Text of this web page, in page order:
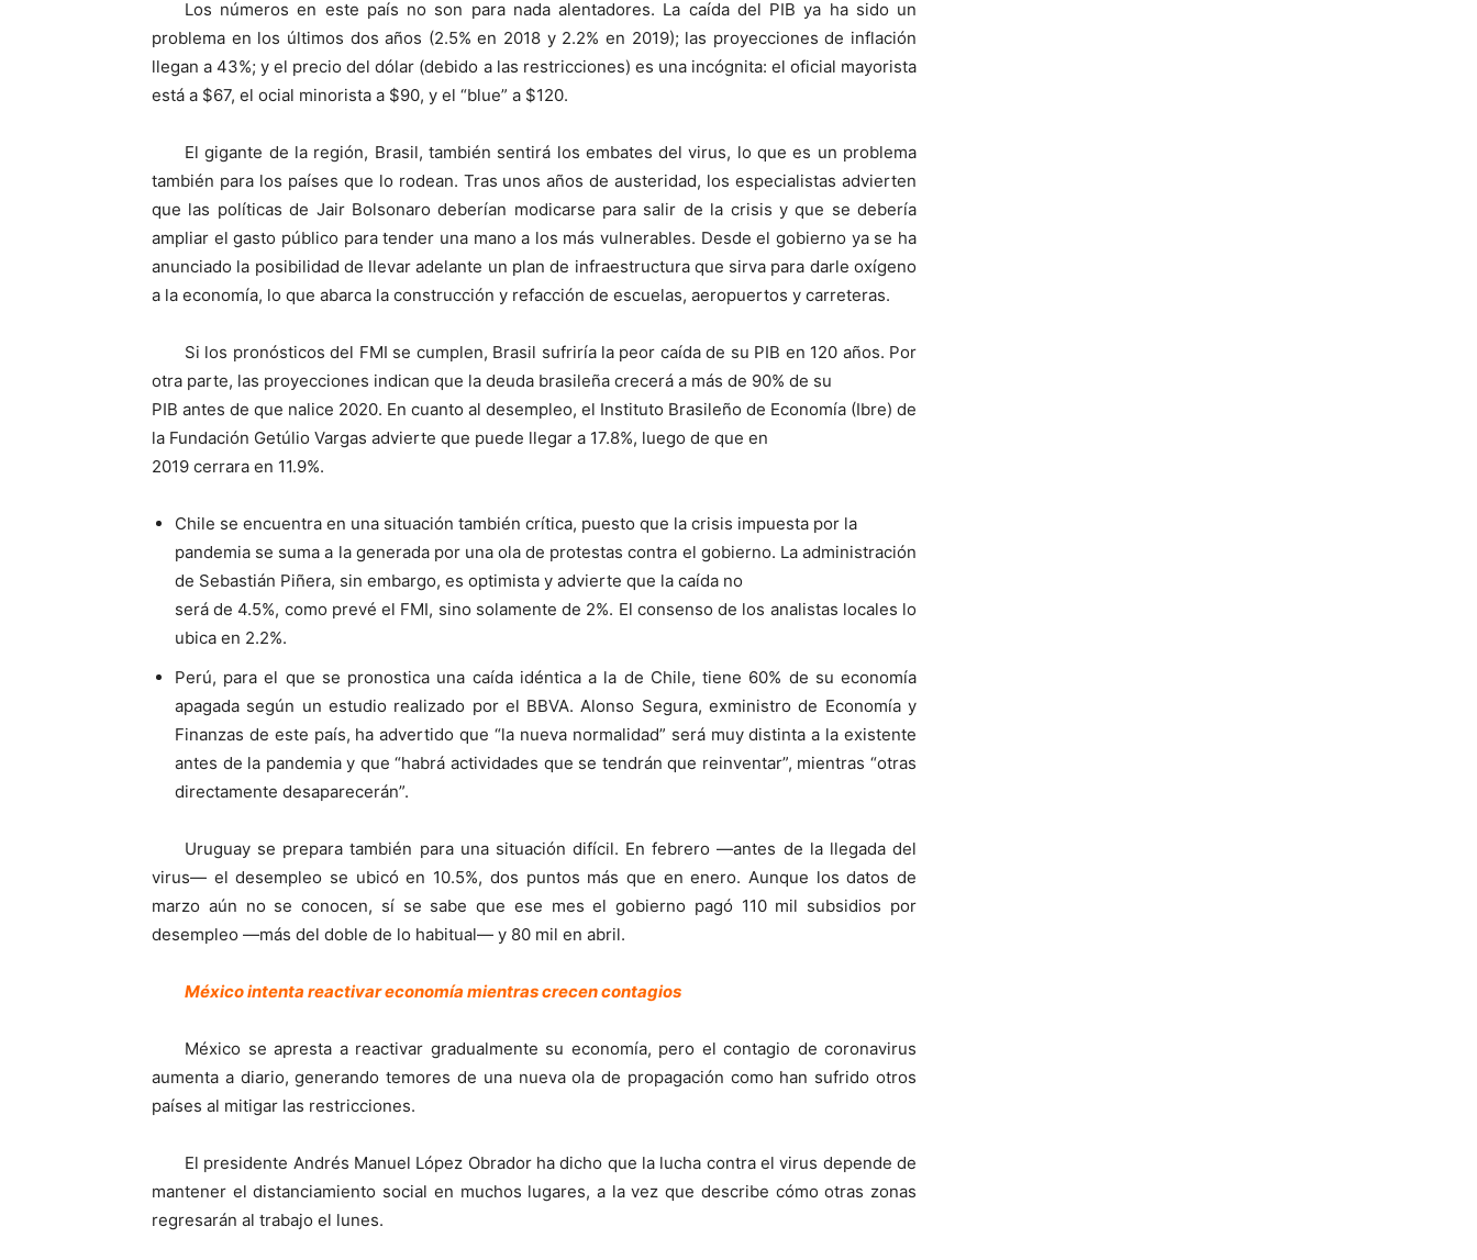
Los números en este país no son para nada alentadores. La caída del PIB ya ha sido un
problema en los últimos dos años (2.5% en 2018 y 2.2% en 2019); las proyecciones de inflación
llegan a 43%; y el precio del dólar (debido a las restricciones) es una incógnita: el oficial mayorista
está a $67, el ocial minorista a $90, y el “blue” a $120.
El gigante de la región, Brasil, también sentirá los embates del virus, lo que es un problema
también para los países que lo rodean. Tras unos años de austeridad, los especialistas advierten
que las políticas de Jair Bolsonaro deberían modicarse para salir de la crisis y que se debería
ampliar el gasto público para tender una mano a los más vulnerables. Desde el gobierno ya se ha
anunciado la posibilidad de llevar adelante un plan de infraestructura que sirva para darle oxígeno
a la economía, lo que abarca la construcción y refacción de escuelas, aeropuertos y carreteras.
Si los pronósticos del FMI se cumplen, Brasil sufriría la peor caída de su PIB en 120 años. Por
otra parte, las proyecciones indican que la deuda brasileña crecerá a más de 90% de su
PIB antes de que nalice 2020. En cuanto al desempleo, el Instituto Brasileño de Economía (Ibre) de
la Fundación Getúlio Vargas advierte que puede llegar a 17.8%, luego de que en
2019 cerrara en 11.9%.
Chile se encuentra en una situación también crítica, puesto que la crisis impuesta por la
pandemia se suma a la generada por una ola de protestas contra el gobierno. La administración
de Sebastián Piñera, sin embargo, es optimista y advierte que la caída no
será de 4.5%, como prevé el FMI, sino solamente de 2%. El consenso de los analistas locales lo
ubica en 2.2%.
Perú, para el que se pronostica una caída idéntica a la de Chile, tiene 60% de su economía
apagada según un estudio realizado por el BBVA. Alonso Segura, exministro de Economía y
Finanzas de este país, ha advertido que “la nueva normalidad” será muy distinta a la existente
antes de la pandemia y que “habrá actividades que se tendrán que reinventar”, mientras “otras
directamente desaparecerán”.
Uruguay se prepara también para una situación difícil. En febrero —antes de la llegada del
virus— el desempleo se ubicó en 10.5%, dos puntos más que en enero. Aunque los datos de
marzo aún no se conocen, sí se sabe que ese mes el gobierno pagó 110 mil subsidios por
desempleo —más del doble de lo habitual— y 80 mil en abril.
México intenta reactivar economía mientras crecen contagios
México se apresta a reactivar gradualmente su economía, pero el contagio de coronavirus
aumenta a diario, generando temores de una nueva ola de propagación como han sufrido otros
países al mitigar las restricciones.
El presidente Andrés Manuel López Obrador ha dicho que la lucha contra el virus depende de
mantener el distanciamiento social en muchos lugares, a la vez que describe cómo otras zonas
regresarán al trabajo el lunes.